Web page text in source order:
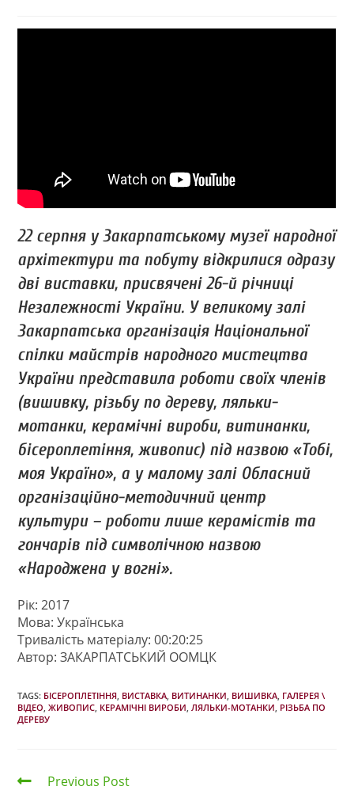
22 серпня у Закарпатському музеї народної
архітектури та побуту відкрилися одразу
дві виставки, присвячені 26-й річниці
Незалежності України. У великому залі
Закарпатська організація Національної
спілки майстрів народного мистецтва
України представила роботи своїх членів
(вишивку, різьбу по дереву, ляльки-
мотанки, керамічні вироби, витинанки,
бісероплетіння, живопис) під назвою «Тобі,
моя Україно», а у малому залі Обласний
організаційно-методичний центр
культури – роботи лише керамістів та
гончарів під символічною назвою
«Народжена у вогні».
Рік: 2017
Мова: Українська
Тривалість матеріалу: 00:20:25
Автор: ЗАКАРПАТСЬКИЙ ООМЦК
TAGS: БІСЕРОПЛЕТІННЯ ВИСТАВКА ВИТИНАНКИ ВИШИВКА ГАЛЕРЕЯ \
ВІДЕО ЖИВОПИС КЕРАМІЧНІ ВИРОБИ ЛЯЛЬКИ-МОТАНКИ РІЗЬБА ПО
ДЕРЕВУ
Previous Post